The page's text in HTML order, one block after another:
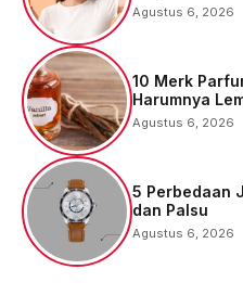
Agustus 6, 2026
10 Merk
Harumnya
Agustus 6, 2026
5 Perbedaan
dan Palsu
Agustus 6, 2026